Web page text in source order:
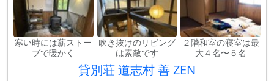
寒い時には薪ストー
ブで暖かく
吹き抜けのリビング
は素敵です
２階和室の寝室は最
大４名〜５名
貸別荘 道志村 善 ZEN